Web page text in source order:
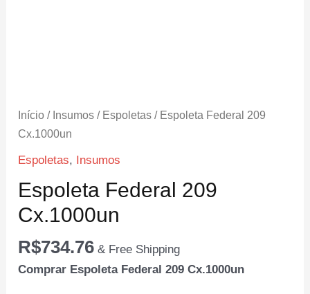
Início / Insumos / Espoletas / Espoleta Federal 209
Cx.1000un
Espoletas, Insumos
Espoleta Federal 209
Cx.1000un
R$734.76 & Free Shipping
Comprar Espoleta Federal 209 Cx.1000un